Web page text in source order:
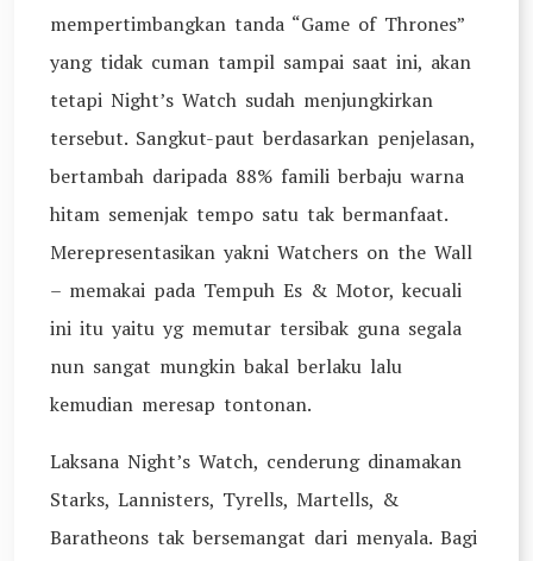
mempertimbangkan tanda “Game of Thrones”
yang tidak cuman tampil sampai saat ini, akan
tetapi Night’s Watch sudah menjungkirkan
tersebut. Sangkut-paut berdasarkan penjelasan,
bertambah daripada 88% famili berbaju warna
hitam semenjak tempo satu tak bermanfaat.
Merepresentasikan yakni Watchers on the Wall
– memakai pada Tempuh Es & Motor, kecuali
ini itu yaitu yg memutar tersibak guna segala
nun sangat mungkin bakal berlaku lalu
kemudian meresap tontonan.
Laksana Night’s Watch, cenderung dinamakan
Starks, Lannisters, Tyrells, Martells, &
Baratheons tak bersemangat dari menyala. Bagi